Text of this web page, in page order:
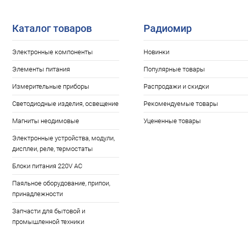
Каталог товаров
Электронные компоненты
Элементы питания
Измерительные приборы
Светодиодные изделия, освещение
Магниты неодимовые
Электронные устройства, модули,
дисплеи, реле, термостаты
Блоки питания 220V AC
Паяльное оборудование, припои,
принадлежности
Запчасти для бытовой и
промышленной техники
Радиомир
Новинки
Популярные товары
Распродажи и скидки
Рекомендуемые товары
Уцененные товары